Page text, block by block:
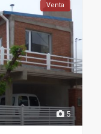
5
Venta